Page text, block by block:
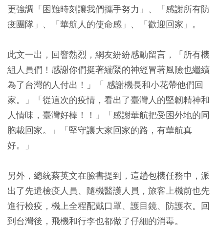
更強調「困難時刻讓我們攜手努力」、「感謝所有防
疫團隊」、「華航人的使命感」、「歡迎回家」。
此文一出，回響熱烈，網友紛紛感動留言，「所有機
組人員們！感謝你們挺著繃緊的神經冒著風險也繼續
為了台灣的人付出！」「 感謝機長和小花帶他們回
家。」「從這次的疫情，看出了臺灣人的堅韌精神和
人情味，臺灣好棒！！」「感謝華航把受困外地的同
胞載回家。」「堅守讓大家回家的路，有華航真
好。」
另外，總統蔡英文在臉書提到，這趟包機任務中，派
出了先遣檢疫人員、隨機醫護人員，旅客上機前也先
進行檢疫，機上全程配戴口罩、護目鏡、防護衣。回
到台灣後，飛機和行李也都做了仔細的消毒。